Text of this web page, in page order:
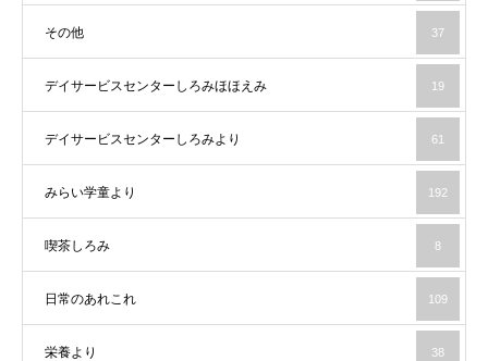
その他 37
デイサービスセンターしろみほほえみ 19
デイサービスセンターしろみより 61
みらい学童より 192
喫茶しろみ 8
日常のあれこれ 109
栄養より 38